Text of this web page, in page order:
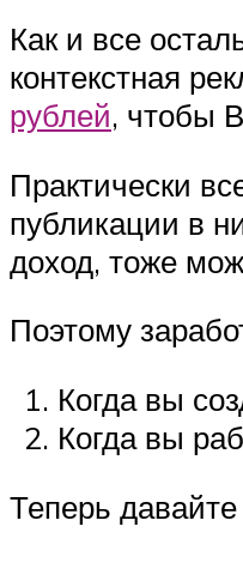
Как и все
контекстная
рублей, чтобы
Практически
публикации в
доход, тоже
Поэтому
Когда вы
Когда вы
Теперь